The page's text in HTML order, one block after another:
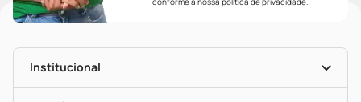
Institucional